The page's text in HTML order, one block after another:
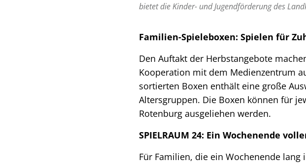
bietet die Kinder- und Jugendförderung des
Familien-Spieleboxen: Spielen für
Den Auftakt der Herbstangebote
Kooperation mit dem Medienzentrum
sortierten Boxen enthält eine große
Altersgruppen. Die Boxen können für
Rotenburg ausgeliehen werden.
SPIELRAUM 24: Ein Wochenende
Für Familien, die ein Wochenende